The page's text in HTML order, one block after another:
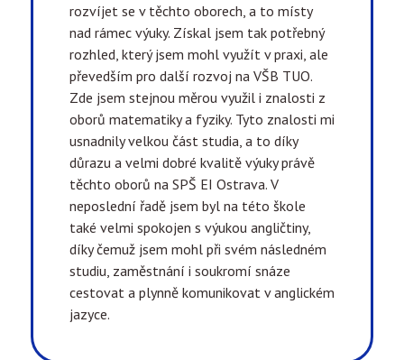
rozvíjet se v těchto oborech, a to místy
nad rámec výuky. Získal jsem tak potřebný
rozhled, který jsem mohl využít v praxi, ale
převedším pro další rozvoj na VŠB TUO.
Zde jsem stejnou měrou využil i znalosti z
oborů matematiky a fyziky. Tyto znalosti mi
usnadnily velkou část studia, a to díky
důrazu a velmi dobré kvalitě výuky právě
těchto oborů na SPŠ EI Ostrava. V
neposlední řadě jsem byl na této škole
také velmi spokojen s výukou angličtiny,
díky čemuž jsem mohl při svém následném
studiu, zaměstnání i soukromí snáze
cestovat a plynně komunikovat v anglickém
jazyce.